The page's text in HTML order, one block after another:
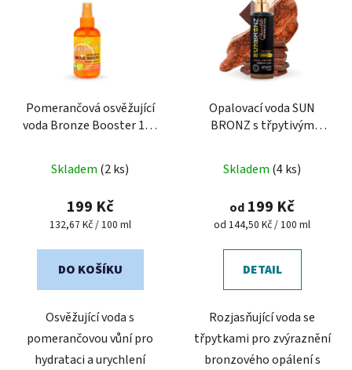
Pomerančová osvěžující
voda Bronze Booster 150
Skladem (2 ks)
199 Kč
Měrná
132,67 Kč / 100 ml
DO KOŠÍKU
Osvěžující voda s
pomerančovou vůní pro
hydrataci a urychlení
Opalovací voda SUN
BRONZ s třpytivým
Skladem (4 ks)
od 199 Kč
Měrná
od 144,50 Kč / 100 ml
DETAIL
Rozjasňující voda se
třpytkami pro zvýraznění
bronzového opálení s